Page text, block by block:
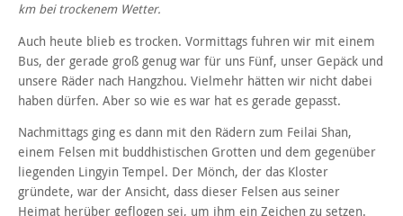
km bei trockenem Wetter.
Auch heute blieb es trocken. Vormittags fuhren wir mit einem
Bus, der gerade groß genug war für uns Fünf, unser Gepäck und
unsere Räder nach Hangzhou. Vielmehr hätten wir nicht dabei
haben dürfen. Aber so wie es war hat es gerade gepasst.
Nachmittags ging es dann mit den Rädern zum Feilai Shan,
einem Felsen mit buddhistischen Grotten und dem gegenüber
liegenden Lingyin Tempel. Der Mönch, der das Kloster
gründete, war der Ansicht, dass dieser Felsen aus seiner
Heimat herüber geflogen sei, um ihm ein Zeichen zu setzen.